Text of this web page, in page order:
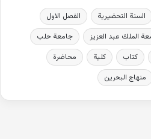
السنة التحضيرية
الفصل الاول
الملك عبد العزيز
جامعة حلب
كتاب كلية
محاضرة
منهاج البحرين